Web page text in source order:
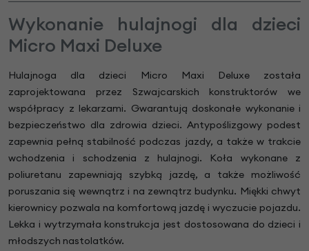
Wykonanie hulajnogi dla dzieci
Micro Maxi Deluxe
Hulajnoga dla dzieci Micro Maxi Deluxe została
zaprojektowana przez Szwajcarskich konstruktorów we
współpracy z lekarzami. Gwarantują doskonałe wykonanie i
bezpieczeństwo dla zdrowia dzieci. Antypoślizgowy podest
zapewnia pełną stabilność podczas jazdy, a także w trakcie
wchodzenia i schodzenia z hulajnogi. Koła wykonane z
poliuretanu zapewniają szybką jazdę, a także możliwość
poruszania się wewnątrz i na zewnątrz budynku. Miękki chwyt
kierownicy pozwala na komfortową jazdę i wyczucie pojazdu.
Lekka i wytrzymała konstrukcja jest dostosowana do dzieci i
młodszych nastolatków.